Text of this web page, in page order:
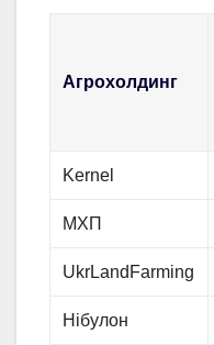
Агрохолдинг
Kernel
МХП
UkrLandFarming
Нібулон